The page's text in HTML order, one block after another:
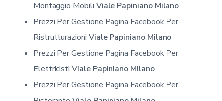
Montaggio Mobili Viale Papiniano Milano
Prezzi Per Gestione Pagina Facebook Per
Ristrutturazioni Viale Papiniano Milano
Prezzi Per Gestione Pagina Facebook Per
Elettricisti Viale Papiniano Milano
Prezzi Per Gestione Pagina Facebook Per